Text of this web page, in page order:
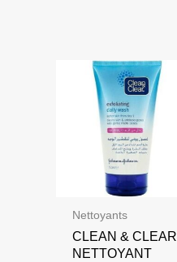
Nettoyants
CLEAN & CLEAR
NETTOYANT